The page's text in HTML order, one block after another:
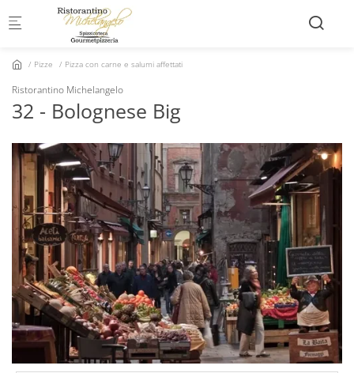
Skip to main content
Pizze Pizza con carne e salumi affettati
Ristorantino Michelangelo
32 - Bolognese Big